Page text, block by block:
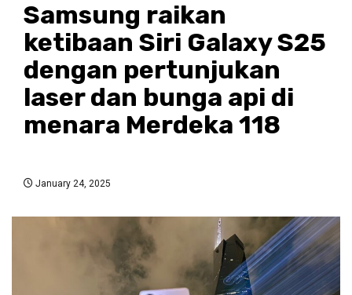
Samsung raikan
ketibaan Siri Galaxy S25
dengan pertunjukan
laser dan bunga api di
menara Merdeka 118
January 24, 2025